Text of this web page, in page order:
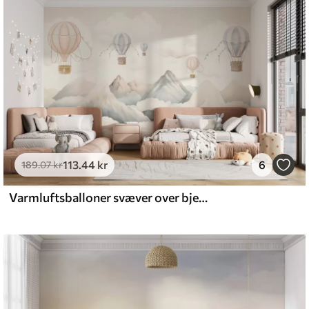
269.00kr
and Stick
.67400.00kr/m²
189.07kr113.44 kr 6
Varmluftsballoner svæver over bjerge i neutrale, bløde pastelfarver